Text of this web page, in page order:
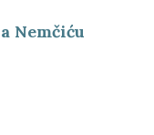
Nemčiću